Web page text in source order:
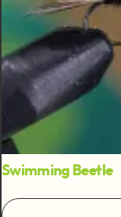
Swimming Beetle